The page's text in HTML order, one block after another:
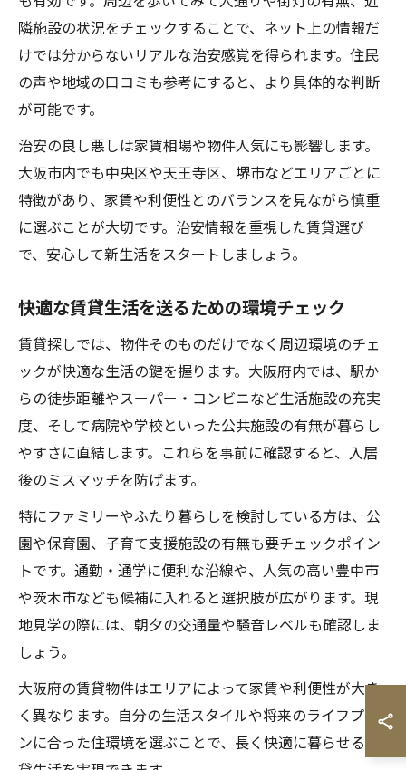
隣施設の状況をチェックすることで、ネット上の情報だ
けでは分からないリアルな治安感覚を得られます。住民
の声や地域の口コミも参考にすると、より具体的な判断
が可能です。
治安の良し悪しは家賃相場や物件人気にも影響します。
大阪市内でも中央区や天王寺区、堺市などエリアごとに
特徴があり、家賃や利便性とのバランスを見ながら慎重
に選ぶことが大切です。治安情報を重視した賃貸選び
で、安心して新生活をスタートしましょう。
快適な賃貸生活を送るための環境チェック
賃貸探しでは、物件そのものだけでなく周辺環境のチェ
ックが快適な生活の鍵を握ります。大阪府内では、駅か
らの徒歩距離やスーパー・コンビニなど生活施設の充実
度、そして病院や学校といった公共施設の有無が暮らし
やすさに直結します。これらを事前に確認すると、入居
後のミスマッチを防げます。
特にファミリーやふたり暮らしを検討している方は、公
園や保育園、子育て支援施設の有無も要チェックポイン
トです。通勤・通学に便利な沿線や、人気の高い豊中市
や茨木市なども候補に入れると選択肢が広がります。現
地見学の際には、朝夕の交通量や騒音レベルも確認しま
しょう。
大阪府の賃貸物件はエリアによって家賃や利便性が大き
く異なります。自分の生活スタイルや将来のライフプラ
ンに合った住環境を選ぶことで、長く快適に暮らせる賃